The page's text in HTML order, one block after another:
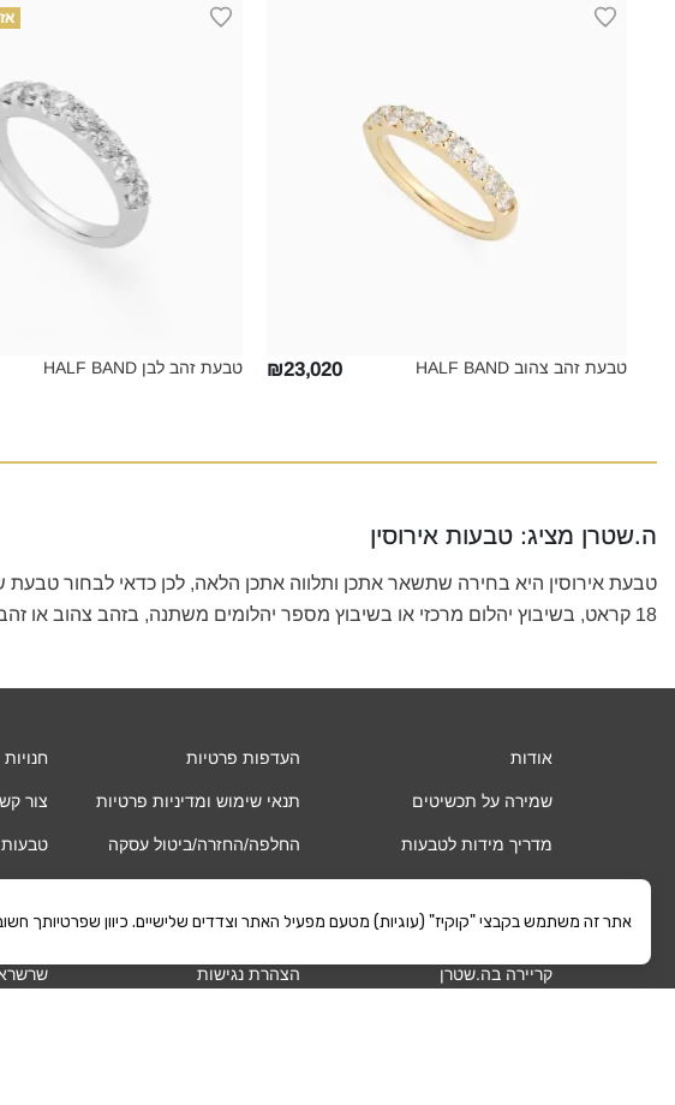
טבעת זהב צהוב HALF BAND‎ ₪23,020 טבעת זהב לבן HALF BAND‎
ה.שטרן מציג: טבעות אירוסין
טבעת אירוסין היא בחירה שתשאר אתכן ותלווה אתכן הלאה, לכן כדאי לבחור
18 קראט, בשיבוץ יהלום מרכזי או בשיבוץ מספר יהלומים משתנה, בזהב צהוב או זהב לבן. לפרטים על טבעות אירוסין
אתר זה משתמש בקבצי "קוקיז" (עוגיות) מטעם מפעיל האתר וצדדים שלישיים. כיוון שפרטיותך
אודות
שמירה על תכשיטים
מדריך מידות לטבעות
החשבון שלי
קריירה בה.שטרן
העדפות פרטיות
תנאי שימוש ומדיניות פרטיות
החלפה/החזרה/ביטול עסקה
משלוחים
הצהרת נגישות
חנויות
צור
צמידי